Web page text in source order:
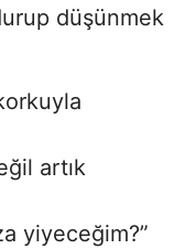
düşünmek
artık
yiyeceğim?”